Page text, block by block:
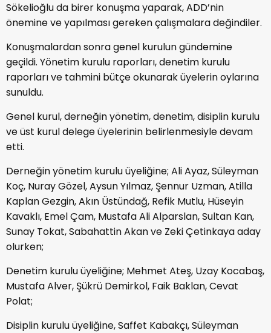
Sökelioğlu da birer konuşma yaparak, ADD’nin
önemine ve yapılması gereken çalışmalara değindiler.
Konuşmalardan sonra genel kurulun gündemine
geçildi. Yönetim kurulu raporları, denetim kurulu
raporları ve tahmini bütçe okunarak üyelerin oylarına
sunuldu.
Genel kurul, derneğin yönetim, denetim, disiplin kurulu
ve üst kurul delege üyelerinin belirlenmesiyle devam
etti.
Derneğin yönetim kurulu üyeliğine; Ali Ayaz, Süleyman
Koç, Nuray Gözel, Aysun Yılmaz, Şennur Uzman, Atilla
Kaplan Gezgin, Akın Üstündağ, Refik Mutlu, Hüseyin
Kavaklı, Emel Çam, Mustafa Ali Alparslan, Sultan Kan,
Sunay Tokat, Sabahattin Akan ve Zeki Çetinkaya aday
olurken;
Denetim kurulu üyeliğine; Mehmet Ateş, Uzay Kocabaş,
Mustafa Alver, Şükrü Demirkol, Faik Baklan, Cevat
Polat;
Disiplin kurulu üyeliğine, Saffet Kabakçı, Süleyman